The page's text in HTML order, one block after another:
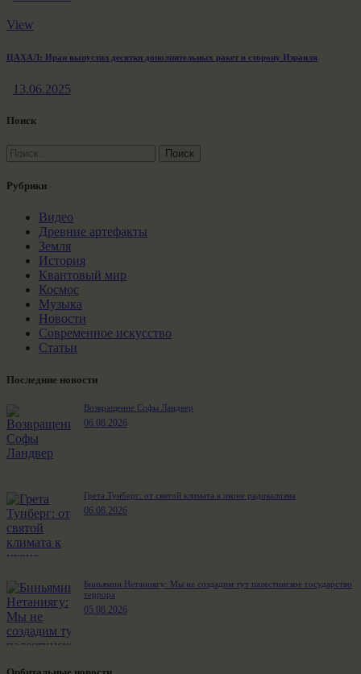
View
ЦАХАЛ: Иран выпустил десятки дополнительных ракет в сторону Израиля
13.06.2025
Поиск
Найти:
Рубрики
Видео
Древние артефакты
Земля
История
Квантовый мир
Космос
Музыка
Новости
Современное искусство
Статьи
Последние новости
Возвращение Софы Ландвер
06.08.2026
Грета Тунберг: от святой климата к иконе радикализма
06.08.2026
Биньямин Нетаниягу: Мы не создадим тут палестинское государство
террора
05.08.2026